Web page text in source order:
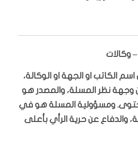
وكالات
الكاتب او الجهة او الوكالة،
وجهة نظر المسلة، والمصدر هو
ومسؤولية المسلة هو في
والدفاع عن حرية الرأي بأعلى